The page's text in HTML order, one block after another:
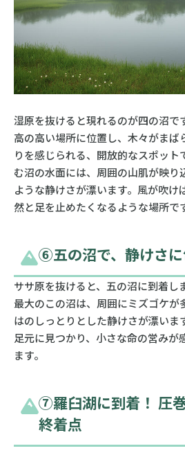
湿原を抜けると現れるのが四の沼で
高の高い場所に位置し、木々がまば
りを感じられる、開放的なスポット
む沼の水面には、周囲の山肌が映り
ような静けさが漂います。風が吹け
然と足を止めたくなるような場所で
⑥五の沼で、静けさ
ササ原を抜けると、五の沼に到着し
最大のこの沼は、周囲にミズゴケが
はのしっとりとした静けさが漂いま
足元に見つかり、小さな命の営みが
ます。
⑦羅臼湖に到着！ 圧
終着点